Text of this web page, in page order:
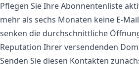
Pflegen Sie Ihre Abonnentenliste
mehr als sechs Monaten keine E-
senken die durchschnittliche
Reputation Ihrer versendenden
Senden Sie diesen Kontakten